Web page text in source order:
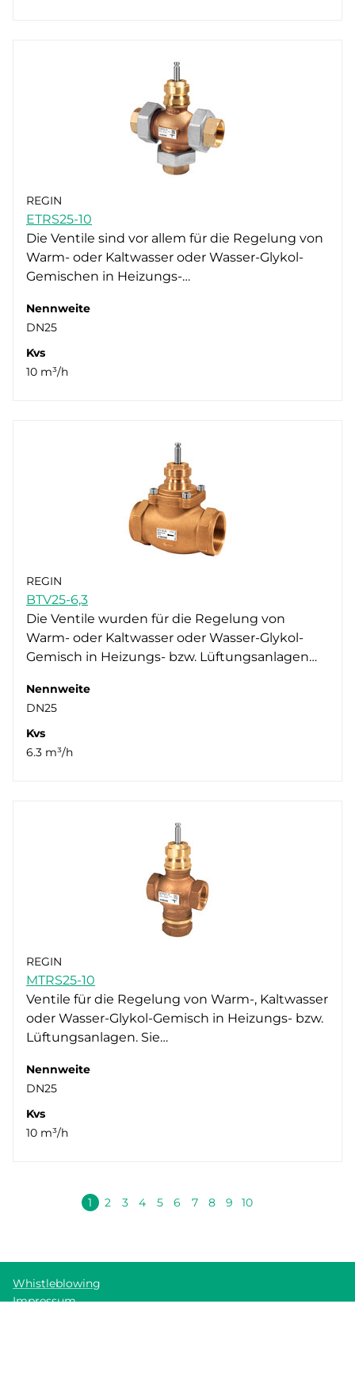
REGIN
ETRS25-10
Die Ventile sind vor allem für die Regelung von
Warm- oder Kaltwasser oder Wasser-Glykol-
Gemischen in Heizungs-…
Nennweite
DN25
Kvs
10 m³/h
REGIN
BTV25-6,3
Die Ventile wurden für die Regelung von
Warm- oder Kaltwasser oder Wasser-Glykol-
Gemisch in Heizungs- bzw. Lüftungsanlagen…
Nennweite
DN25
Kvs
6.3 m³/h
REGIN
MTRS25-10
Ventile für die Regelung von Warm-, Kaltwasser
oder Wasser-Glykol-Gemisch in Heizungs- bzw.
Lüftungsanlagen. Sie…
Nennweite
DN25
Kvs
10 m³/h
1 2 3 4 5 6 7 8 9 10
Whistleblowing
Impressum